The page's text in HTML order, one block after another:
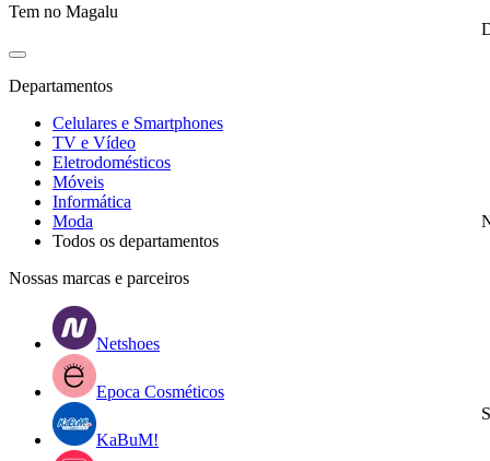
Tem no Magalu
Departamentos
Celulares e Smartphones
TV e Vídeo
Eletrodomésticos
Móveis
Informática
Moda
Todos os departamentos
Nossas marcas e parceiros
Netshoes
Epoca Cosméticos
KaBuM!